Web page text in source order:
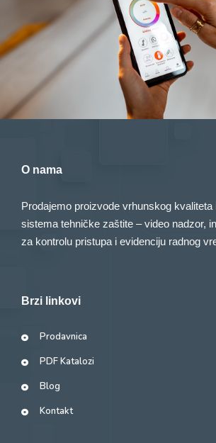
O nama
Prodajemo proizvode vrhunskog kvaliteta
sistema tehničke zaštite – video nadzor,
za kontrolu pristupa i evidenciju radnog
Brzi linkovi
Prodavnica
PDF Katalozi
Blog
Kontakt